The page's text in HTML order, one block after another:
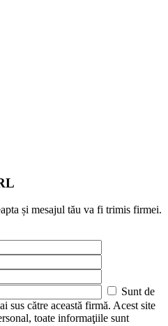
și mesajul tău va fi trimis firmei.
Sunt de
sus către această firmă. Acest site
toate informaţiile sunt